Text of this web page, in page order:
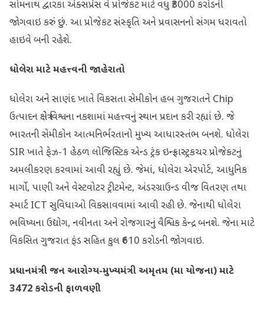
સોમનાથ દ્વારકા એક્સપ્રેસ વે પ્રોજેકટ માટે વધુ ₹3000 કરોડની
જોગવાઇ કરું છું. આ પ્રોજેકટ સંસ્કૃતિ અને પ્રવાસનનો સંગમ ધરાવતો
હાઇવે બની રહેશે.
ધોલેરા માટે મહત્ત્વની જાહેરાતો
ધોલેરા અને સાણંદ ખાતે વિકસતા સેમીકોન હબ ગુજરાતને Chip
ઉત્પાદન ક્ષેત્રે વિશ્વના નકશામાં મહત્ત્વનું સ્થાન પ્રદાન કરી રહ્યાં છે. જે
ભારતની સેમીકોન આત્મનિર્ભરતાનો મુખ્ય આધારસ્તંભ બનશે. ધોલેરા
SIR ખાતે ફેઝ-1 હેઠળ લોજિસ્ટિક એન્‍ડ ટ્રંક ઇન્‍ફ્રાસ્ટ્રકચર પ્રોજેકટનું
અમલીકરણ કરવામાં આવી રહ્યું છે. જેમાં, ધોલેરા એરપોર્ટ, આધુનિક
માર્ગો, પાણી અને વેસ્ટવોટર ટ્રીટમેન્ટ, અંડરગ્રાઉન્ડ વીજ વિતરણ તથા
સ્માર્ટ ICT સુવિધાઓ વિકસાવવામાં આવી રહી છે. જેનાથી ધોલેરા
ભવિષ્યના ઉદ્યોગ, નવીનતા અને રોજગારનું વૈશ્વિક કેન્દ્ર બનશે. જેના માટે
વિકસિત ગુજરાત ફંડ સહિત કુલ ₹610 કરોડની જોગવાઇ.
પ્રધાનમંત્રી જન આરોગ્ય-મુખ્યમંત્રી અમૃતમ (મા યોજના) માટે
3472 કરોડની ફાળવણી